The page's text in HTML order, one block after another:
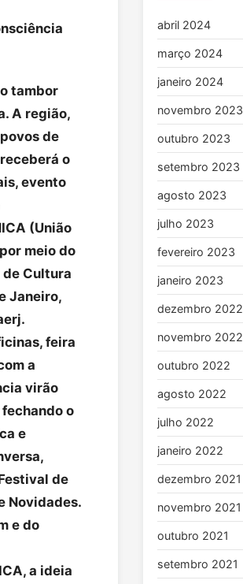
tambor
A região,
de
o
evento
(União
meio do
de Cultura
Janeiro,
feira
a
virão
o
e
de
Novidades.
e do
a ideia
abril 2024
março 2024
janeiro 2024
novembro 2023
outubro 2023
setembro 2023
agosto 2023
julho 2023
fevereiro 2023
janeiro 2023
dezembro 2022
novembro 2022
outubro 2022
agosto 2022
julho 2022
janeiro 2022
dezembro 2021
novembro 2021
outubro 2021
setembro 2021